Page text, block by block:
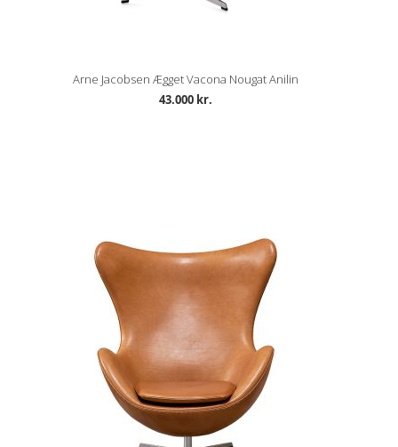
Arne Jacobsen Ægget Vacona Nougat Anilin
43.000 kr.